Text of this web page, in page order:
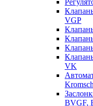
VGP
VK
BVGF,